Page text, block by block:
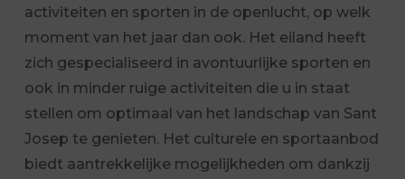
activiteiten en sporten in de openlucht, op welk
moment van het jaar dan ook. Het eiland heeft
zich gespecialiseerd in avontuurlijke sporten en
ook in minder ruige activiteiten die u in staat
stellen om optimaal van het landschap van Sant
Josep te genieten. Het culturele en sportaanbod
biedt aantrekkelijke mogelijkheden om dankzij